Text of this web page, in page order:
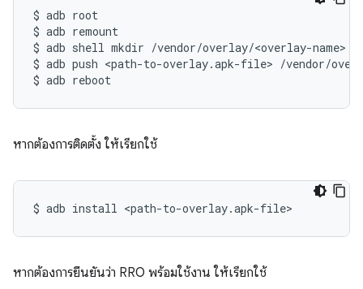
$ adb root
$ adb remount
$ adb shell mkdir /vendor/overlay/<overlay-name>
$ adb push <path-to-overlay.apk-file> /vendor/
$ adb reboot
หากต้องการติดตั้ง ให้เรียกใช้
$ adb install <path-to-overlay.apk-file>
หากต้องการยืนยันว่า RRO พร้อมใช้งาน ให้เรียกใช้